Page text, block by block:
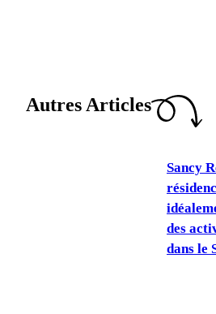
Autres Articles
Sancy
des
dans le